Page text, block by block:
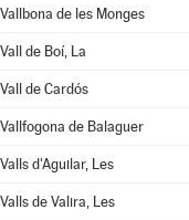
Vallbona de les Monges
Vall de Boí, La
Vall de Cardós
Vallfogona de Balaguer
Valls d'Aguilar, Les
Valls de Valira, Les